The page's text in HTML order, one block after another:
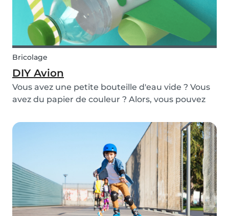
Bricolage
DIY Avion
Vous avez une petite bouteille d'eau vide ? Vous
avez du papier de couleur ? Alors, vous pouvez
rapidement et en s'amusant !